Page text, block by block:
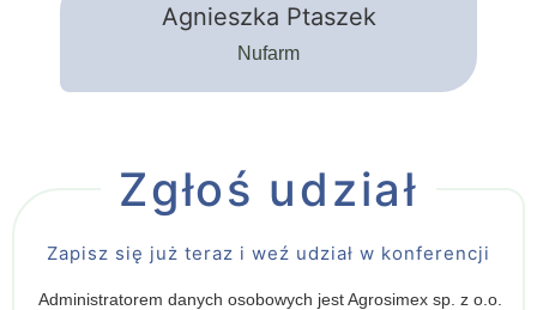
Agnieszka Ptaszek
Nufarm
Zgłoś udział
Zapisz się już teraz i weź udział w konferencji
Administratorem danych osobowych jest Agrosimex sp. z o.o.